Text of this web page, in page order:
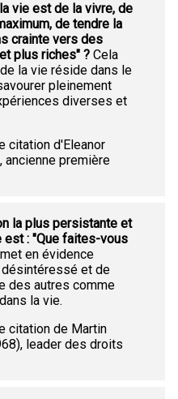
vie est de la vivre, de
de tendre la
crainte vers des
plus riches" ? Cela
la vie réside dans le
pleinement
diverses et
citation d'Eleanor
ancienne première
la plus persistante et
est : "Que faites-vous
en évidence
désintéressé et de
des autres comme
la vie.
citation de Martin
leader des droits